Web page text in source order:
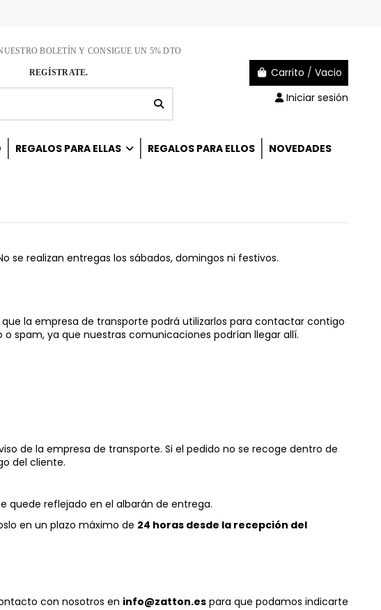
BOLETÍN Y CONSIGUE UN 5% DTO
REGÍSTRATE. Carrito / Vacio
Iniciar sesión
REGALOS PARA ELLAS REGALOS PARA ELLOS NOVEDADES
se realizan entregas los sábados, domingos ni festivos.
la empresa de transporte podrá utilizarlos para contactar contigo
spam, ya que nuestras comunicaciones podrían llegar allí.
de la empresa de transporte. Si el pedido no se recoge dentro de
del cliente.
quede reflejado en el albarán de entrega.
en un plazo máximo de 24 horas desde la recepción del
con nosotros en info@zatton.espara que podamos indicarte